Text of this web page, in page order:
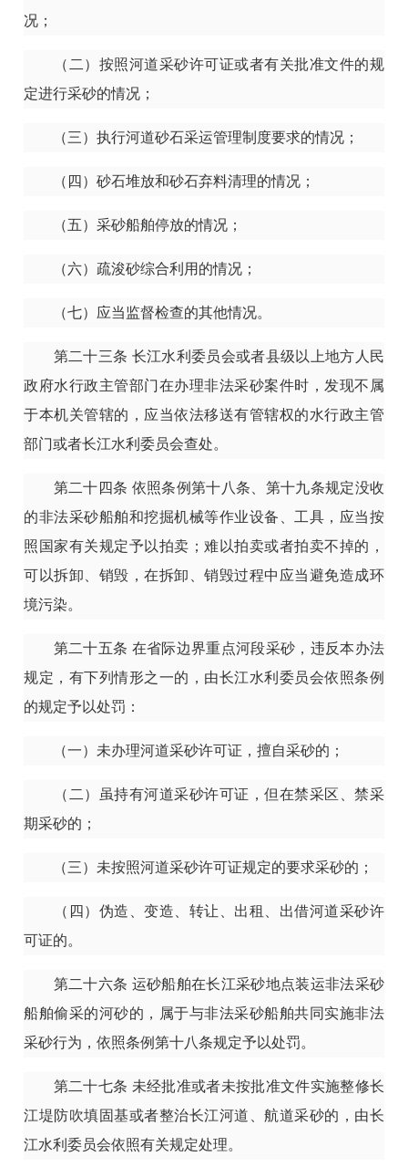
况；
（二）按照河道采砂许可证或者有关批准文件的规
定进行采砂的情况；
（三）执行河道砂石采运管理制度要求的情况；
（四）砂石堆放和砂石弃料清理的情况；
（五）采砂船舶停放的情况；
（六）疏浚砂综合利用的情况；
（七）应当监督检查的其他情况。
第二十三条 长江水利委员会或者县级以上地方人民
政府水行政主管部门在办理非法采砂案件时，发现不属
于本机关管辖的，应当依法移送有管辖权的水行政主管
部门或者长江水利委员会查处。
第二十四条 依照条例第十八条、第十九条规定没收
的非法采砂船舶和挖掘机械等作业设备、工具，应当按
照国家有关规定予以拍卖；难以拍卖或者拍卖不掉的，
可以拆卸、销毁，在拆卸、销毁过程中应当避免造成环
境污染。
第二十五条 在省际边界重点河段采砂，违反本办法
规定，有下列情形之一的，由长江水利委员会依照条例
的规定予以处罚：
（一）未办理河道采砂许可证，擅自采砂的；
（二）虽持有河道采砂许可证，但在禁采区、禁采
期采砂的；
（三）未按照河道采砂许可证规定的要求采砂的；
（四）伪造、变造、转让、出租、出借河道采砂许
可证的。
第二十六条 运砂船舶在长江采砂地点装运非法采砂
船舶偷采的河砂的，属于与非法采砂船舶共同实施非法
采砂行为，依照条例第十八条规定予以处罚。
第二十七条 未经批准或者未按批准文件实施整修长
江堤防吹填固基或者整治长江河道、航道采砂的，由长
江水利委员会依照有关规定处理。